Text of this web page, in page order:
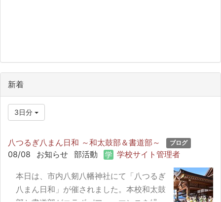
新着
3日分
八つるぎ八まん日和 ～和太鼓部＆書道部～ ブログ
08/08 お知らせ 部活動 学校サイト管理者
本日は、市内八剱八幡神社にて「八つるぎ
八まん日和」が催されました。本校和太鼓